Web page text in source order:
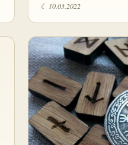
☾ 10.03.2022